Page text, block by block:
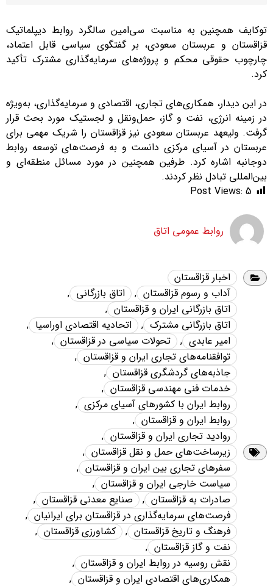
توکایف همچنین به مناسبت سی‌امین سالگرد روابط دیپلماتیک
قزاقستان و عربستان سعودی، بر گفتگوی سیاسی قابل اعتماد،
چارچوب حقوقی محکم و پروژه‌های سرمایه‌گذاری مشترک تأکید
کرد.
در این دیدار، همکاری‌های تجاری، اقتصادی و سرمایه‌گذاری، به‌ویژه
در زمینه انرژی، نفت و گاز، حمل‌ونقل و لجستیک مورد بحث قرار
گرفت. ولیعهد عربستان سعودی نیز قزاقستان را شریک مهمی برای
عربستان در آسیای مرکزی دانست و به فرصت‌های توسعه روابط
دوجانبه اشاره کرد. طرفین همچنین در مورد مسائل منطقه‌ای و
بین‌المللی تبادل نظر کردند.
Post Views: 5
روابط عمومی اتاق
اخبار قزاقستان
آداب و رسوم قزاقستان , اتاق بازرگانی ,
اتاق بازرگانی ایران و قزاقستان ,
اتاق بازرگانی مشترک , اتحادیه اقتصادی اوراسیا ,
امیر عابدی , تحولات سیاسی در قزاقستان ,
توافقنامه‌های تجاری ایران و قزاقستان ,
جاذبه‌های گردشگری قزاقستان ,
خدمات فنی مهندسی قزاقستان ,
روابط ایران با کشورهای آسیای مرکزی ,
روابط ایران و قزاقستان ,
روادید تجاری ایران و قزاقستان ,
زیرساخت‌های حمل و نقل قزاقستان ,
سفرهای تجاری بین ایران و قزاقستان ,
سیاست خارجی ایران و قزاقستان ,
صادرات به قزاقستان , صنایع معدنی قزاقستان ,
فرصت‌های سرمایه‌گذاری در قزاقستان برای ایرانیان ,
فرهنگ و تاریخ قزاقستان , کشاورزی قزاقستان ,
نفت و گاز قزاقستان ,
نقش روسیه در روابط ایران و قزاقستان ,
همکاری‌های اقتصادی ایران و قزاقستان ,